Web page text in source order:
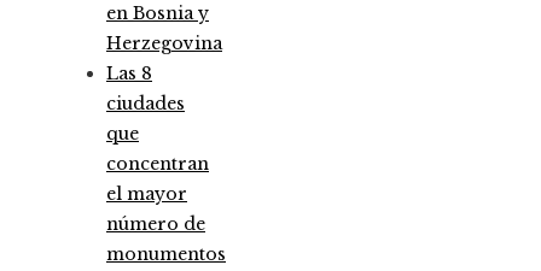
en Bosnia y
Herzegovina
Las 8
ciudades
que
concentran
el mayor
número de
monumentos